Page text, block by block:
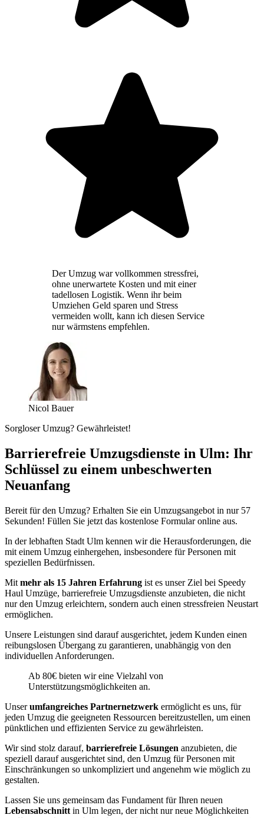
Der Umzug war vollkommen stressfrei,
ohne unerwartete Kosten und mit einer
tadellosen Logistik. Wenn ihr beim
Umziehen Geld sparen und Stress
vermeiden wollt, kann ich diesen Service
nur wärmstens empfehlen.
Nicol Bauer
Sorgloser Umzug? Gewährleistet!
Barrierefreie Umzugsdienste in Ulm: Ihr
Schlüssel zu einem unbeschwerten
Neuanfang
Bereit für den Umzug? Erhalten Sie ein Umzugsangebot in nur 57
Sekunden! Füllen Sie jetzt das kostenlose Formular online aus.
In der lebhaften Stadt Ulm kennen wir die Herausforderungen, die
mit einem Umzug einhergehen, insbesondere für Personen mit
speziellen Bedürfnissen.
Mit mehr als 15 Jahren Erfahrung ist es unser Ziel bei Speedy
Haul Umzüge, barrierefreie Umzugsdienste anzubieten, die nicht
nur den Umzug erleichtern, sondern auch einen stressfreien Neustart
ermöglichen.
Unsere Leistungen sind darauf ausgerichtet, jedem Kunden einen
reibungslosen Übergang zu garantieren, unabhängig von den
individuellen Anforderungen.
Ab 80€ bieten wir eine Vielzahl von
Unterstützungsmöglichkeiten an.
Unserumfangreiches Partnernetzwerk ermöglicht es uns, für
jeden Umzug die geeigneten Ressourcen bereitzustellen, um einen
pünktlichen und effizienten Service zu gewährleisten.
Wir sind stolz darauf, barrierefreie Lösungen anzubieten, die
speziell darauf ausgerichtet sind, den Umzug für Personen mit
Einschränkungen so unkompliziert und angenehm wie möglich zu
gestalten.
Lassen Sie uns gemeinsam das Fundament für Ihren neuen
Lebensabschnitt in Ulm legen, der nicht nur neue Möglichkeiten